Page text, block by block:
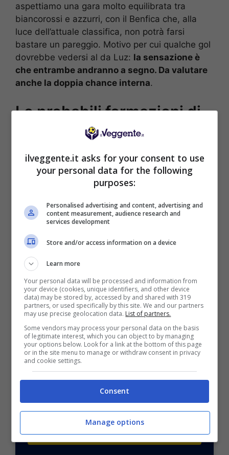
aspettiamo una gara molto equilibrata tra
biancorossi e azzurri, con il Benfica che, alla
luce dell’attuale classifica, non potrà farsi
bastare un pareggio. Motivo per cui qualche gol
dovrebbe vedersi al da Luz: la sensazione è
che entrambe andranno a segno. Da valutare
anche la doppia chance interna.
Le probabili formazioni di
Benfica-Napoli
BENFICA (4-2-3-1):Trubin; Dedić, Otamendi,
António Silva, Dahl; Barrenechea, Ríos;
Sudakov, Barreiro, Aursnes; Pavlidis.
Rrahmani, Buongiorno; Di Lorenzo, McTominay,
Elmas, Olivera; Neres, Højlund, Lang.
[poll id=”2899″]
POSSIBILE RISULTATO: 1-1
BONUS SPORTBET: 100€ SUBITO
Bonus 50€ SENZA deposito + fino a 50€ di
Bonus 50€ senza deposito sport + fino a 50€ di
bonus rimborso sul primo deposito
200€
VERIFICA
ilveggente.it asks for your consent to use
your personal data for the following
purposes:
Personalised advertising and content, advertising and
content measurement, audience research and
services development
Store and/or access information on a device
Learn more
Your personal data will be processed and information from
your device (cookies, unique identifiers, and other device
data) may be stored by, accessed by and shared with 319
partners, or used specifically by this site. We and our partners
may use precise geolocation data. List of partners.
Some vendors may process your personal data on the basis
of legitimate interest, which you can object to by managing
your options below. Look for a link at the bottom of this page
or in the site menu to manage or withdraw consent in privacy
and cookie settings.
Consent
Manage options